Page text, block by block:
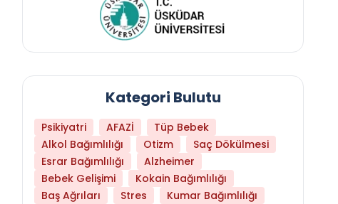
Kategori Bulutu
Psikiyatri AFAZİ
Tüp Bebek
Alkol Bağımlılığı
Otizm
Saç Dökülmesi
Esrar Bağımlılığı
Alzheimer
Bebek Gelişimi
Kokain Bağımlılığı
Baş Ağrıları
Stres
Kumar Bağımlılığı